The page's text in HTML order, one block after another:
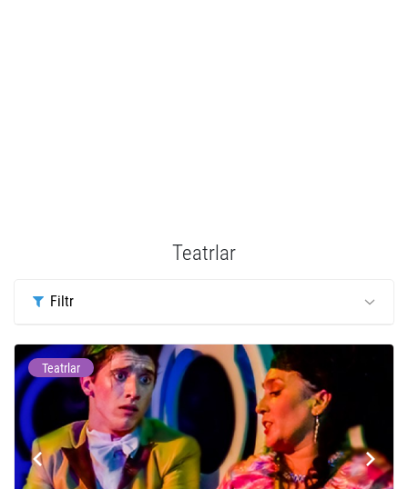
Teatrlar
Filtr
Teatrlar